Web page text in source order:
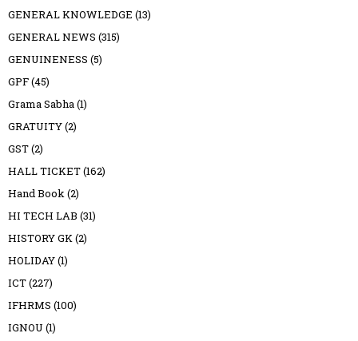
GENERAL KNOWLEDGE (13)
GENERAL NEWS (315)
GENUINENESS (5)
GPF(45)
Grama Sabha(1)
GRATUITY(2)
GST(2)
HALL TICKET(162)
Hand Book(2)
HI TECH LAB (31)
HISTORY GK(2)
HOLIDAY(1)
ICT(227)
IFHRMS (100)
IGNOU (1)